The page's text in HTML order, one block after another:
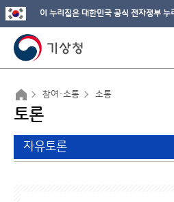
이 누리집은 대한민국 공식 전자정부 누
참여·소통 소통
토론
자유토론